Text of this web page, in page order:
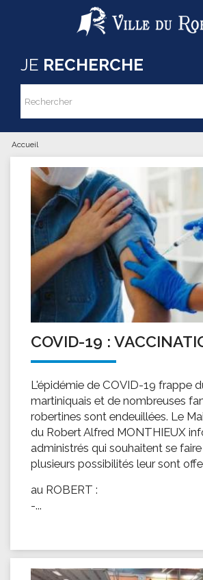
Aller au contenu principal
JE RECHERCHE
Formulaire de
Rechercher
Vous êtes ici
Accueil
COVID-19 :
L'épidémie de COVID-19 frappe
martiniquais et de nombreuses
robertines sont endeuillées. Le
du Robert Alfred MONTHIEUX
administrés qui souhaitent se
plusieurs possibilités leur sont
au ROBERT :
-...